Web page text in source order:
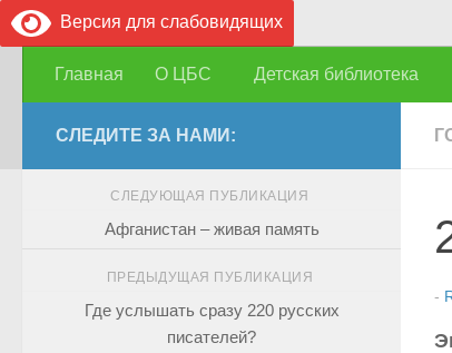
Версия для слабовидящих
Перейти к содержимому
Главная О ЦБС Детская библиотека
-
СЛЕДИТЕ ЗА НАМИ:
СЛЕДУЮЩАЯ ПУБЛИКАЦИЯ
Афганистан – живая память
ПРЕДЫДУЩАЯ ПУБЛИКАЦИЯ
Где услышать сразу 220 русских
писателей?